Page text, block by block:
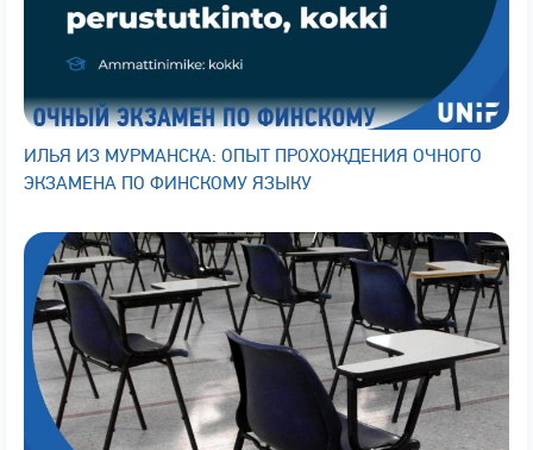
ИЛЬЯ ИЗ МУРМАНСКА: ОПЫТ ПРОХОЖДЕНИЯ ОЧНОГО
ЭКЗАМЕНА ПО ФИНСКОМУ ЯЗЫКУ